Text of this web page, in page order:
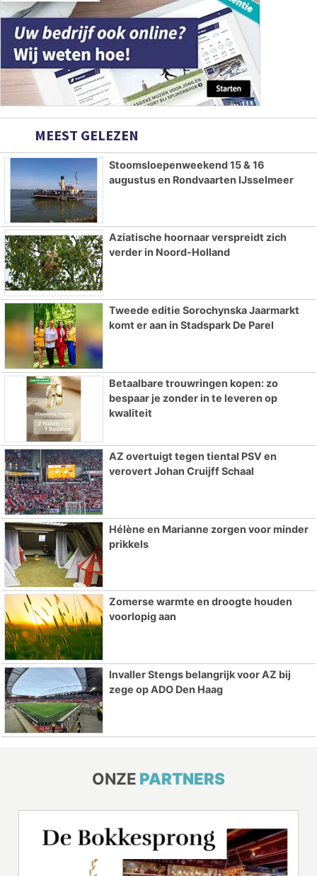
MEEST GELEZEN
Stoomsloepenweekend 15 & 16
augustus en Rondvaarten IJsselmeer
Aziatische hoornaar verspreidt zich
verder in Noord-Holland
Tweede editie Sorochynska Jaarmarkt
komt er aan in Stadspark De Parel
Betaalbare trouwringen kopen: zo
bespaar je zonder in te leveren op
kwaliteit
AZ overtuigt tegen tiental PSV en
verovert Johan Cruijff Schaal
Hélène en Marianne zorgen voor minder
prikkels
Zomerse warmte en droogte houden
voorlopig aan
Invaller Stengs belangrijk voor AZ bij
zege op ADO Den Haag
ONZE PARTNERS